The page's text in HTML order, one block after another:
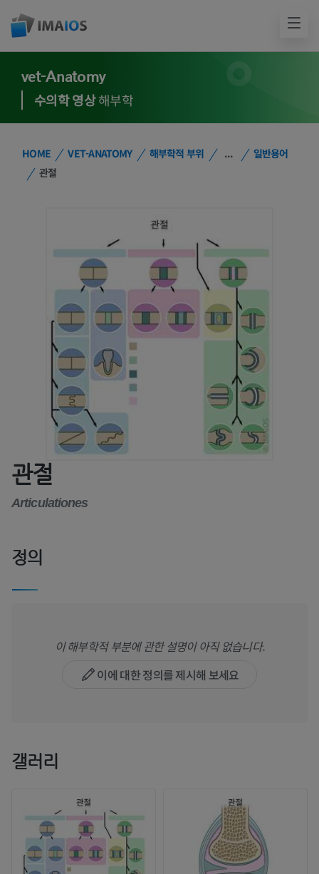
vet-Anatomy
수의학 영상해부학
HOME VET-ANATOMY 해부학적 부위 ...
일반용어
관절
관절
Articulationes
정의
이 해부학적 부분에 관한 설명이 아직 없습니다.
이에 대한 정의를 제시해 보세요
갤러리